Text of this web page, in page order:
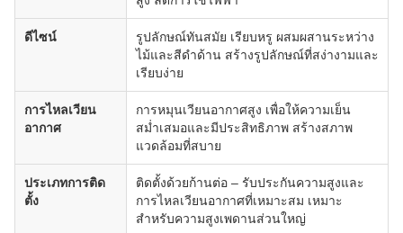
ดีไซน์
รูปลักษณ์ทันสมัย เรียบหรู ผสมผสานระหว่าง
ไม้และสีดำด้าน สร้างรูปลักษณ์ที่สง่างามและ
เรียบง่าย
การไหลเวียน
อากาศ
การหมุนเวียนอากาศสูง เพื่อให้ความเย็น
สม่ำเสมอและมีประสิทธิภาพ สร้างสภาพ
แวดล้อมที่สบาย
ประเภทการติด
ตั้ง
ติดตั้งด้วยก้านต่อ – รับประกันความสูงและ
การไหลเวียนอากาศที่เหมาะสม เหมาะ
สำหรับความสูงเพดานส่วนใหญ่